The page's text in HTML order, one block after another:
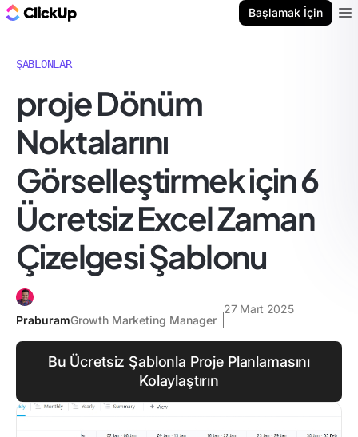
Başlamak İçin
ŞABLONLAR
proje Dönüm
Noktalarını
Görselleştirmek için 6
Ücretsiz Excel Zaman
Çizelgesi Şablonu
PraburamGrowth Marketing Manager
27 Mart 2025
Bu Ücretsiz Şablonla Proje Planlamasını
Kolaylaştırın